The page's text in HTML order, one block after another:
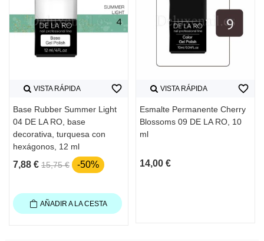
VISTA RÁPIDA
Base Rubber Summer Light
04 DE LA RO, base
decorativa, turquesa con
hexágonos, 12 ml
7,88 € 15,75 € -50%
favorite_border
AÑADIR A LA CESTA
VISTA RÁPIDA
Esmalte Permanente Cherry
Blossoms 09 DE LA RO, 10
ml
14,00 €
favorite_border